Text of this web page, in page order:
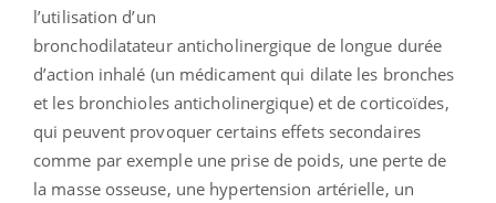
l’utilisation d’un
bronchodilatateur anticholinergique de longue durée
d’action inhalé (un médicament qui dilate les bronches
et les bronchioles anticholinergique) et de corticoïdes,
qui peuvent provoquer certains effets secondaires
comme par exemple une prise de poids, une perte de
la masse osseuse, une hypertension artérielle, un